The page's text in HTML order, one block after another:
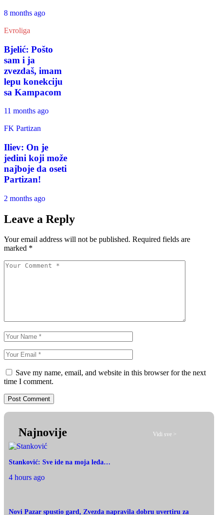
8 months ago
Evroliga
Bjelić: Pošto
sam i ja
zvezdaš, imam
lepu konekciju
sa Kampacom
11 months ago
FK Partizan
Iliev: On je
jedini koji može
najboje da oseti
Partizan!
2 months ago
Leave a Reply
Your email address will not be published. Required fields are
marked *
Save my name, email, and website in this browser for the next
time I comment.
Najnovije Vidi sve >
Stanković: Sve ide na moja leđa…
4 hours ago
Novi Pazar spustio gard, Zvezda napravila dobru uvertiru za